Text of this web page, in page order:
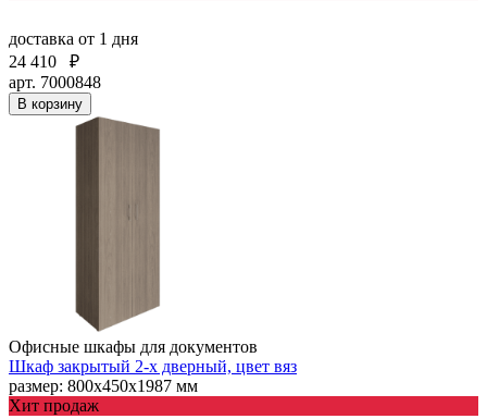
доставка от 1 дня
24 410
₽
арт. 7000848
В корзину
Офисные шкафы для документов
Шкаф закрытый 2-х дверный, цвет вяз
размер: 800х450х1987 мм
Хит продаж